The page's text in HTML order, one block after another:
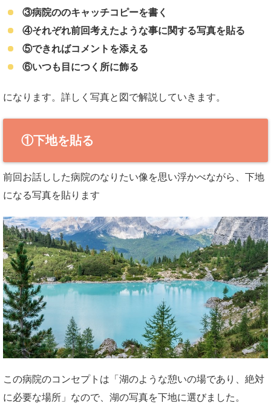
③病院ののキャッチコピーを書く
④それぞれ前回考えたような事に関する写真を貼る
⑤できればコメントを添える
⑥いつも目につく所に飾る
になります。詳しく写真と図で解説していきます。
①下地を貼る
前回お話しした病院のなりたい像を思い浮かべながら、下地
になる写真を貼ります
この病院のコンセプトは「湖のような憩いの場であり、絶対
に必要な場所」なので、湖の写真を下地に選びました。